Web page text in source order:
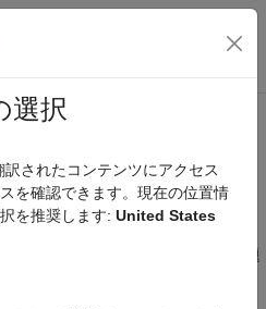
ナビゲーション メ
Package for IP
ラブルシューティ
for IP Cameras
での予期しない問題
選択
されたコンテンツにアクセス
を確認できます。現在の位置情
を推奨します: United States